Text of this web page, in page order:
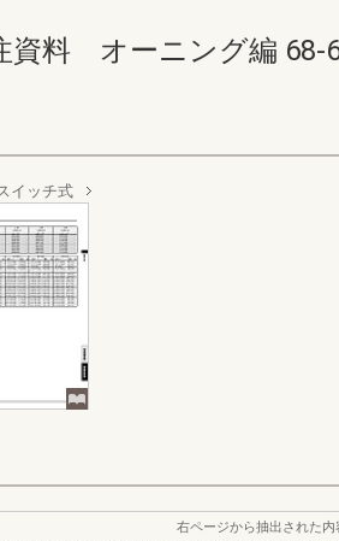
資料 オーニング編 68-
イッチ式
右ページから抽出された内